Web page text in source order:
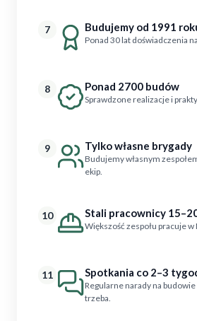
7 Budujemy od 1991
Ponad 30 lat doświadczenia
8 Ponad 2700 budów
Sprawdzone realizacje i
9 Tylko własne brygady
Budujemy własnym
ekip.
10 Stali pracownicy
Większość zespołu pracuje
11 Spotkania co 2–3
Regularne narady na budowie
trzeba.